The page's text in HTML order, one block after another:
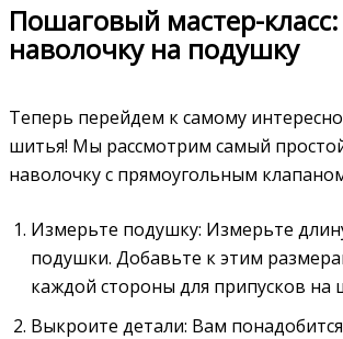
Пошаговый мастер-
наволочку на подушку
Теперь перейдем к самому
шитья! Мы рассмотрим самый
наволочку с прямоугольным
Измерьте подушку: Измерьте
подушки. Добавьте к этим
каждой стороны для припусков на
Выкроите детали: Вам